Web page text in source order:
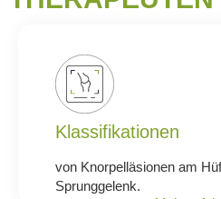
Klassifikationen
von Knorpelläsionen am
Sprunggelenk.